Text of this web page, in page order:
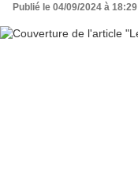
Publié le 04/09/2024 à 18:29